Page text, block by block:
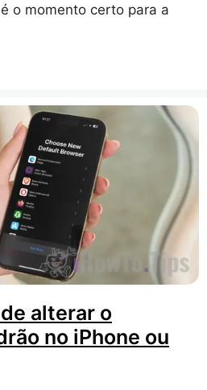
o momento certo para a
alterar o
no iPhone ou